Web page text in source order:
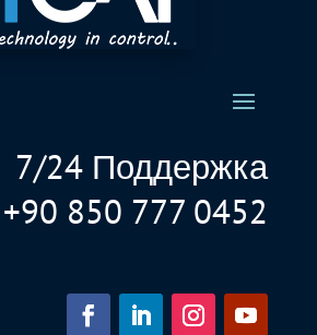
7/24 Поддержка
+90 850 777 0452